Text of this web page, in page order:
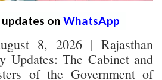
on WhatsApp
8, 2026 | Rajasthan
Updates: The Cabinet and
of the Government of